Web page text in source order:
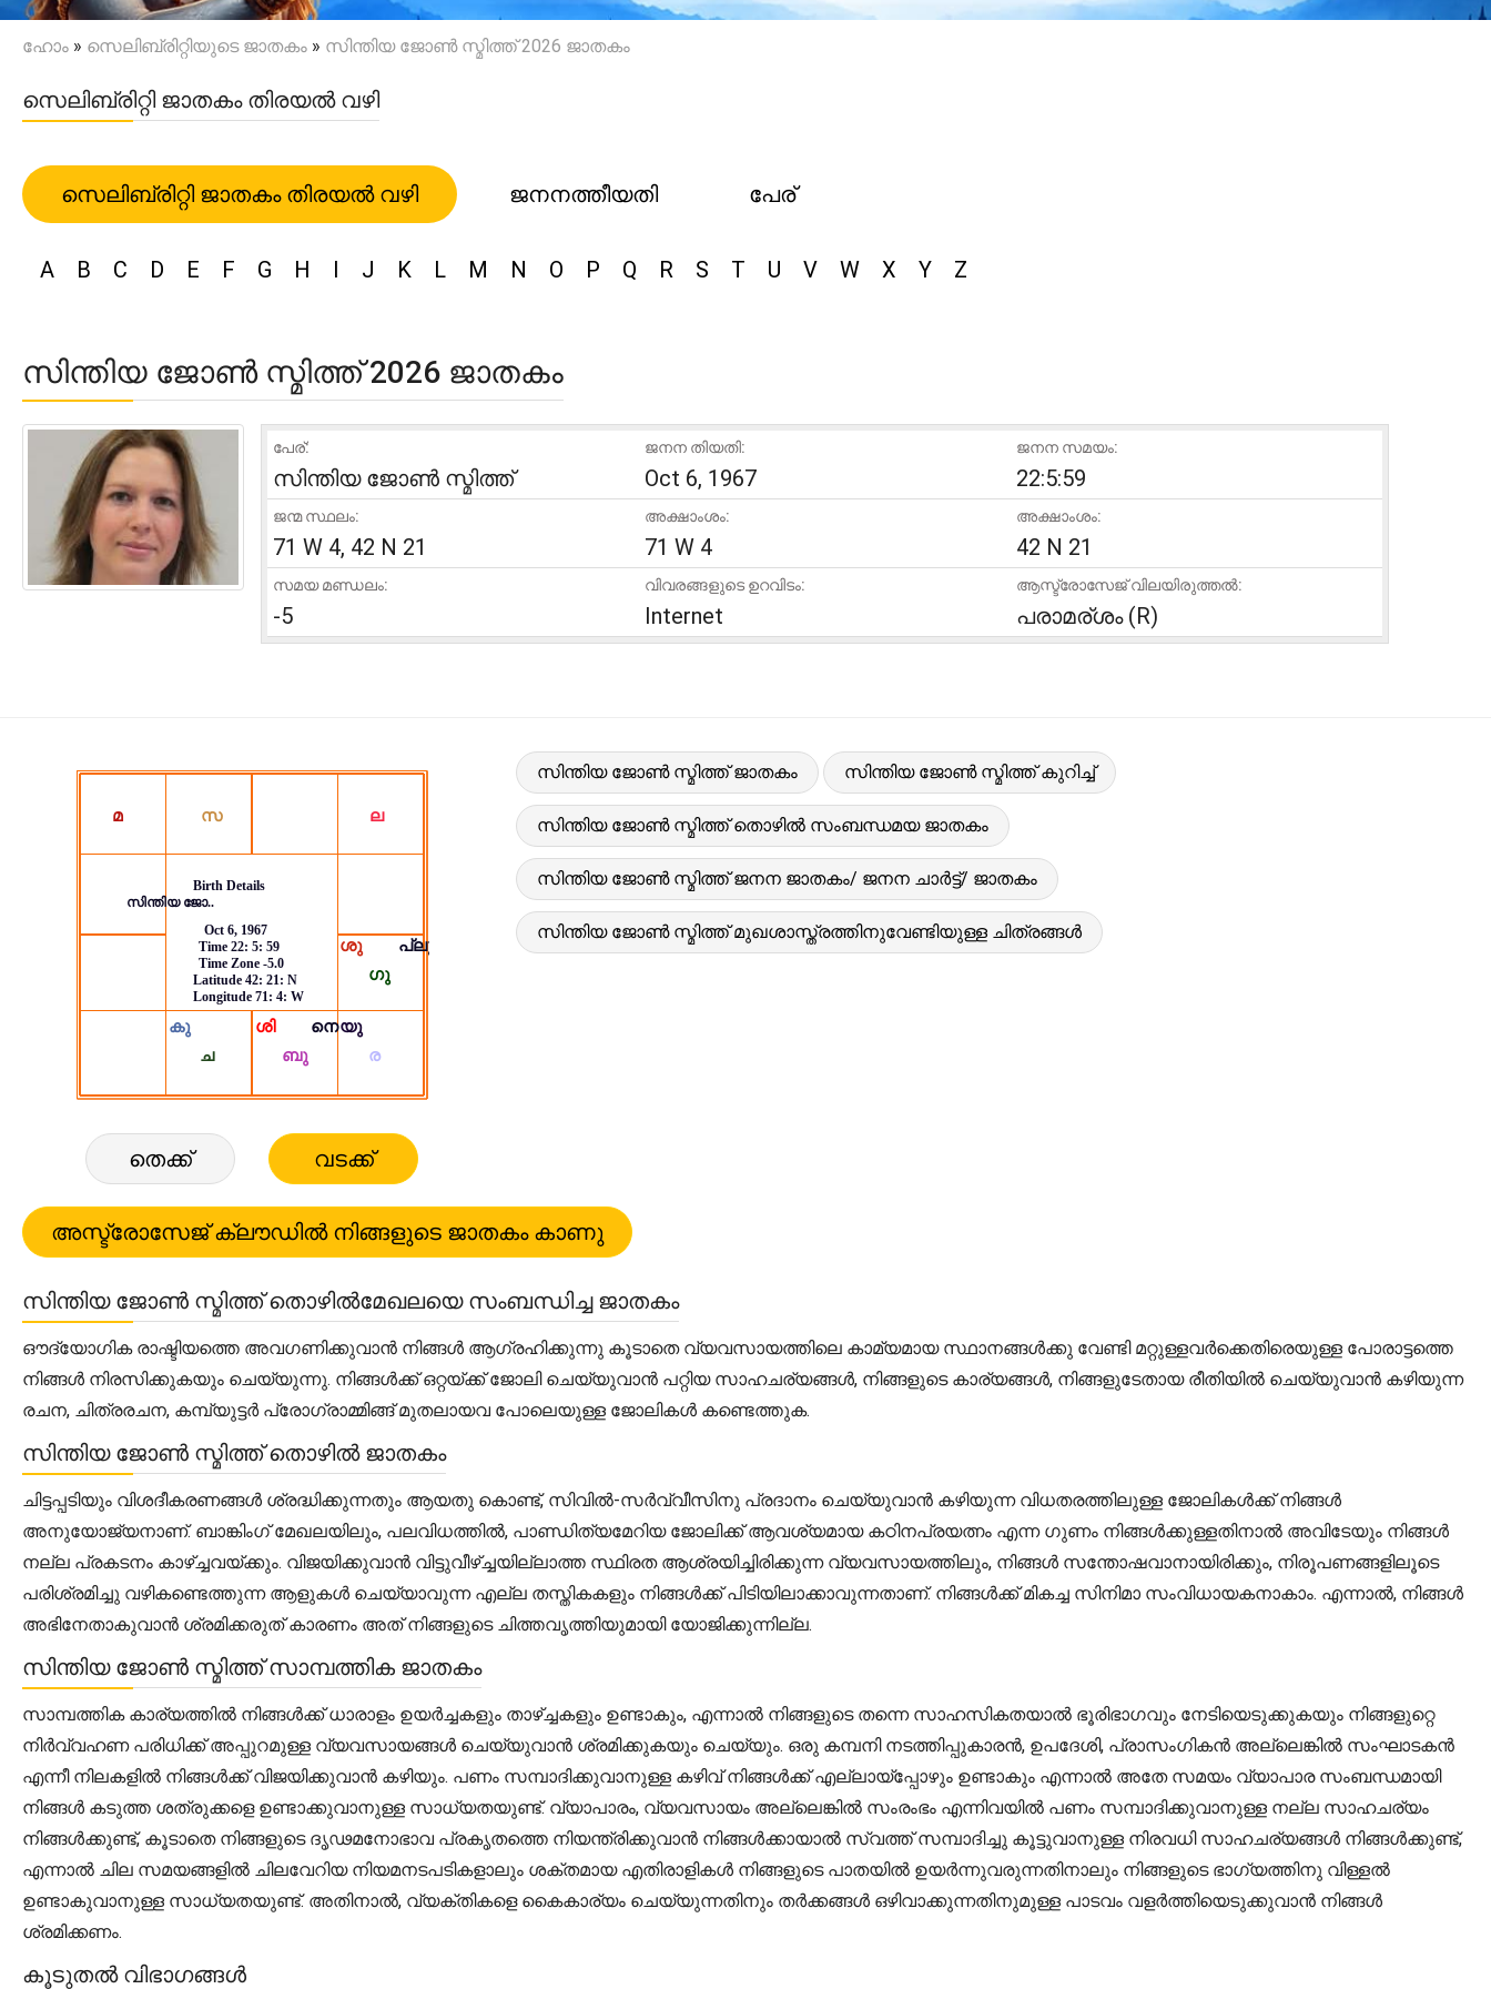
ഹോം » സെലിബ്രിറ്റിയുടെ ജാതകം » സിന്തിയ ജോൺ സ്മിത്ത് 2026 ജാതകം
സെലിബ്രിറ്റി ജാതകം തിരയൽ വഴി
സെലിബ്രിറ്റി ജാതകം തിരയൽ വഴി ജനനത്തീയതി പേര്
A B C D E F G H I J K L M N O P Q R S T U V W X Y Z
സിന്തിയ ജോൺ സ്മിത്ത് 2026 ജാതകം
പേര്:
സിന്തിയ ജോൺ സ്മിത്ത്
ജനന തിയതി:
Oct 6, 1967
ജനന സമയം:
22:5:59
ജന്മ സ്ഥലം:
71 W 4, 42 N 21
അക്ഷാംശം:
71 W 4
അക്ഷാംശം:
42 N 21
സമയ മണ്ഡലം:
-5
വിവരങ്ങളുടെ ഉറവിടം:
Internet
ആസ്ട്രോസേജ് വിലയിരുത്തൽ:
പരാമര്ശം (R)
തെക്ക് വടക്ക്
സിന്തിയ ജോൺ സ്മിത്ത് ജാതകം സിന്തിയ ജോൺ സ്മിത്ത് കുറിച്ച്
സിന്തിയ ജോൺ സ്മിത്ത് തൊഴിൽ സംബന്ധമയ ജാതകം
സിന്തിയ ജോൺ സ്മിത്ത് ജനന ജാതകം/ ജനന ചാർട്ട്/ ജാതകം
സിന്തിയ ജോൺ സ്മിത്ത് മുഖശാസ്ത്രത്തിനുവേണ്ടിയുള്ള ചിത്രങ്ങൾ
സിന്തിയ ജോൺ സ്മിത്ത് തൊഴിൽമേഖലയെ സംബന്ധിച്ച ജാതകം
ഔദ്യോഗിക രാഷ്ടിയത്തെ അവഗണിക്കുവാൻ നിങ്ങൾ ആഗ്രഹിക്കുന്നു കൂടാതെ വ്യവസായത്തിലെ കാമ്യമായ സ്ഥാനങ്ങൾക്കു വേണ്ടി മറ്റുള്ളവർക്കെതിരെയുള്ള പോരാട്ടത്തെ
നിങ്ങൾ നിരസിക്കുകയും ചെയ്യുന്നു. നിങ്ങൾക്ക് ഒറ്റയ്ക്ക് ജോലി ചെയ്യുവാൻ പറ്റിയ സാഹചര്യങ്ങൾ, നിങ്ങളുടെ കാര്യങ്ങൾ, നിങ്ങളുടേതായ രീതിയിൽ ചെയ്യുവാൻ കഴിയുന്ന
രചന, ചിത്രരചന, കമ്പ്യുട്ടർ പ്രോഗ്രാമ്മിങ്ങ് മുതലായവ പോലെയുള്ള ജോലികൾ കണ്ടെത്തുക.
സിന്തിയ ജോൺ സ്മിത്ത് തൊഴിൽ ജാതകം
ചിട്ടപ്പടിയും വിശദീകരണങ്ങൾ ശ്രദ്ധിക്കുന്നതും ആയതു കൊണ്ട്, സിവിൽ-സർവ്വീസിനു പ്രദാനം ചെയ്യുവാൻ കഴിയുന്ന വിധതരത്തിലുള്ള ജോലികൾക്ക് നിങ്ങൾ
അനുയോജ്യനാണ്. ബാങ്കിംഗ് മേഖലയിലും, പലവിധത്തിൽ, പാണ്ഡിത്യമേറിയ ജോലിക്ക് ആവശ്യമായ കഠിനപ്രയത്നം എന്ന ഗുണം നിങ്ങൾക്കുള്ളതിനാൽ അവിടേയും നിങ്ങൾ
നല്ല പ്രകടനം കാഴ്ച്ചവയ്ക്കും. വിജയിക്കുവാൻ വിട്ടുവീഴ്ച്ചയില്ലാത്ത സ്ഥിരത ആശ്രയിച്ചിരിക്കുന്ന വ്യവസായത്തിലും, നിങ്ങൾ സന്തോഷവാനായിരിക്കും, നിരൂപണങ്ങളിലൂടെ
പരിശ്രമിച്ചു വഴികണ്ടെത്തുന്ന ആളുകൾ ചെയ്യാവുന്ന എല്ല തസ്തികകളും നിങ്ങൾക്ക് പിടിയിലാക്കാവുന്നതാണ്. നിങ്ങൾക്ക് മികച്ച സിനിമാ സംവിധായകനാകാം. എന്നാൽ, നിങ്ങൾ
അഭിനേതാകുവാൻ ശ്രമിക്കരുത് കാരണം അത് നിങ്ങളുടെ ചിത്തവൃത്തിയുമായി യോജിക്കുന്നില്ല.
സിന്തിയ ജോൺ സ്മിത്ത് സാമ്പത്തിക ജാതകം
സാമ്പത്തിക കാര്യത്തിൽ നിങ്ങൾക്ക് ധാരാളം ഉയർച്ചകളും താഴ്ച്ചകളും ഉണ്ടാകും, എന്നാൽ നിങ്ങളുടെ തന്നെ സാഹസികതയാൽ ഭൂരിഭാഗവും നേടിയെടുക്കുകയും നിങ്ങളുറ്റെ
നിർവ്വഹണ പരിധിക്ക് അപ്പുറമുള്ള വ്യവസായങ്ങൾ ചെയ്യുവാൻ ശ്രമിക്കുകയും ചെയ്യും. ഒരു കമ്പനി നടത്തിപ്പുകാരൻ, ഉപദേശി, പ്രാസംഗികൻ അല്ലെങ്കിൽ സംഘാടകൻ
എന്നീ നിലകളിൽ നിങ്ങൾക്ക് വിജയിക്കുവാൻ കഴിയും. പണം സമ്പാദിക്കുവാനുള്ള കഴിവ് നിങ്ങൾക്ക് എല്ലായ്പ്പോഴും ഉണ്ടാകും എന്നാൽ അതേ സമയം വ്യാപാര സംബന്ധമായി
നിങ്ങൾ കടുത്ത ശത്രുക്കളെ ഉണ്ടാക്കുവാനുള്ള സാധ്യതയുണ്ട്. വ്യാപാരം, വ്യവസായം അല്ലെങ്കിൽ സംരംഭം എന്നിവയിൽ പണം സമ്പാദിക്കുവാനുള്ള നല്ല സാഹചര്യം
നിങ്ങൾക്കുണ്ട്, കൂടാതെ നിങ്ങളുടെ ദൃഢമനോഭാവ പ്രകൃതത്തെ നിയന്ത്രിക്കുവാൻ നിങ്ങൾക്കായാൽ സ്വത്ത് സമ്പാദിച്ചു കൂട്ടുവാനുള്ള നിരവധി സാഹചര്യങ്ങൾ നിങ്ങൾക്കുണ്ട്,
എന്നാൽ ചില സമയങ്ങളിൽ ചിലവേറിയ നിയമനടപടികളാലും ശക്തമായ എതിരാളികൾ നിങ്ങളുടെ പാതയിൽ ഉയർന്നുവരുന്നതിനാലും നിങ്ങളുടെ ഭാഗ്യത്തിനു വിള്ളൽ
ഉണ്ടാകുവാനുള്ള സാധ്യതയുണ്ട്. അതിനാൽ, വ്യക്തികളെ കൈകാര്യം ചെയ്യുന്നതിനും തർക്കങ്ങൾ ഒഴിവാക്കുന്നതിനുമുള്ള പാടവം വളർത്തിയെടുക്കുവാൻ നിങ്ങൾ
ശ്രമിക്കണം.
കൂടുതൽ വിഭാഗങ്ങൾ